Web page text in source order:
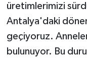
üretimlerimizi
Antalya'daki
geçiyoruz.
bulunuyor. Bu